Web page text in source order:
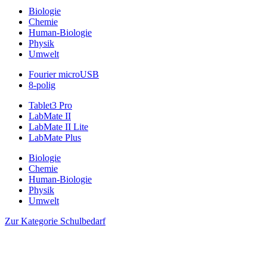
Biologie
Chemie
Human-Biologie
Physik
Umwelt
Fourier microUSB
8-polig
Tablet3 Pro
LabMate II
LabMate II Lite
LabMate Plus
Biologie
Chemie
Human-Biologie
Physik
Umwelt
Zur Kategorie Schulbedarf